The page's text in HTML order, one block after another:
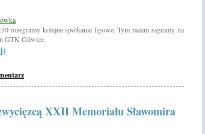
rozegramy kolejne spotkanie ligowe. Tym razem zagramy na
GTK Gliwice.
XXII Memoriału Sławomira